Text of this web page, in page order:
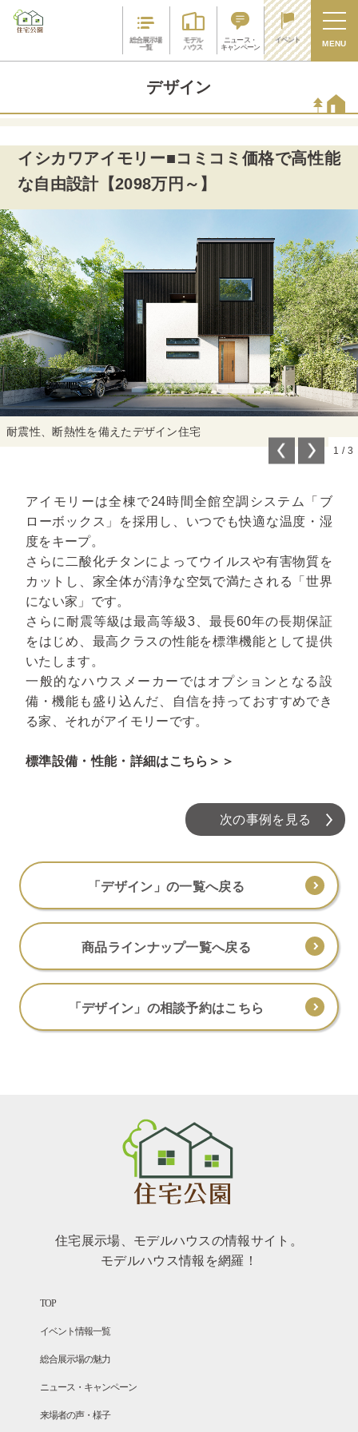
総合展示場
一覧
モデル
ハウス
ニュース・
キャンペーン
イベント MENU
デザイン
イシカワアイモリー■コミコミ価格で高性能
な自由設計【2098万円～】
耐震性、断熱性を備えたデザイン住宅
1 / 3
アイモリーは全棟で24時間全館空調システム「ブ
ローボックス」を採用し、いつでも快適な温度・湿
度をキープ。
さらに二酸化チタンによってウイルスや有害物質を
カットし、家全体が清浄な空気で満たされる「世界
にない家」です。
さらに耐震等級は最高等級3、最長60年の長期保証
をはじめ、最高クラスの性能を標準機能として提供
いたします。
一般的なハウスメーカーではオプションとなる設
備・機能も盛り込んだ、自信を持っておすすめでき
る家、それがアイモリーです。
標準設備・性能・詳細はこちら＞＞
次の事例を見る
「デザイン」の一覧へ戻る
商品ラインナップ一覧へ戻る
「デザイン」の相談予約はこちら
住宅展示場、モデルハウスの情報サイト。
モデルハウス情報を網羅！
TOP
イベント情報一覧
総合展示場の魅力
ニュース・キャンペーン
来場者の声・様子